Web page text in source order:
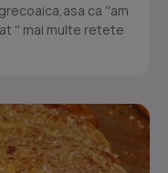
ca ''am
'' mai multe retete